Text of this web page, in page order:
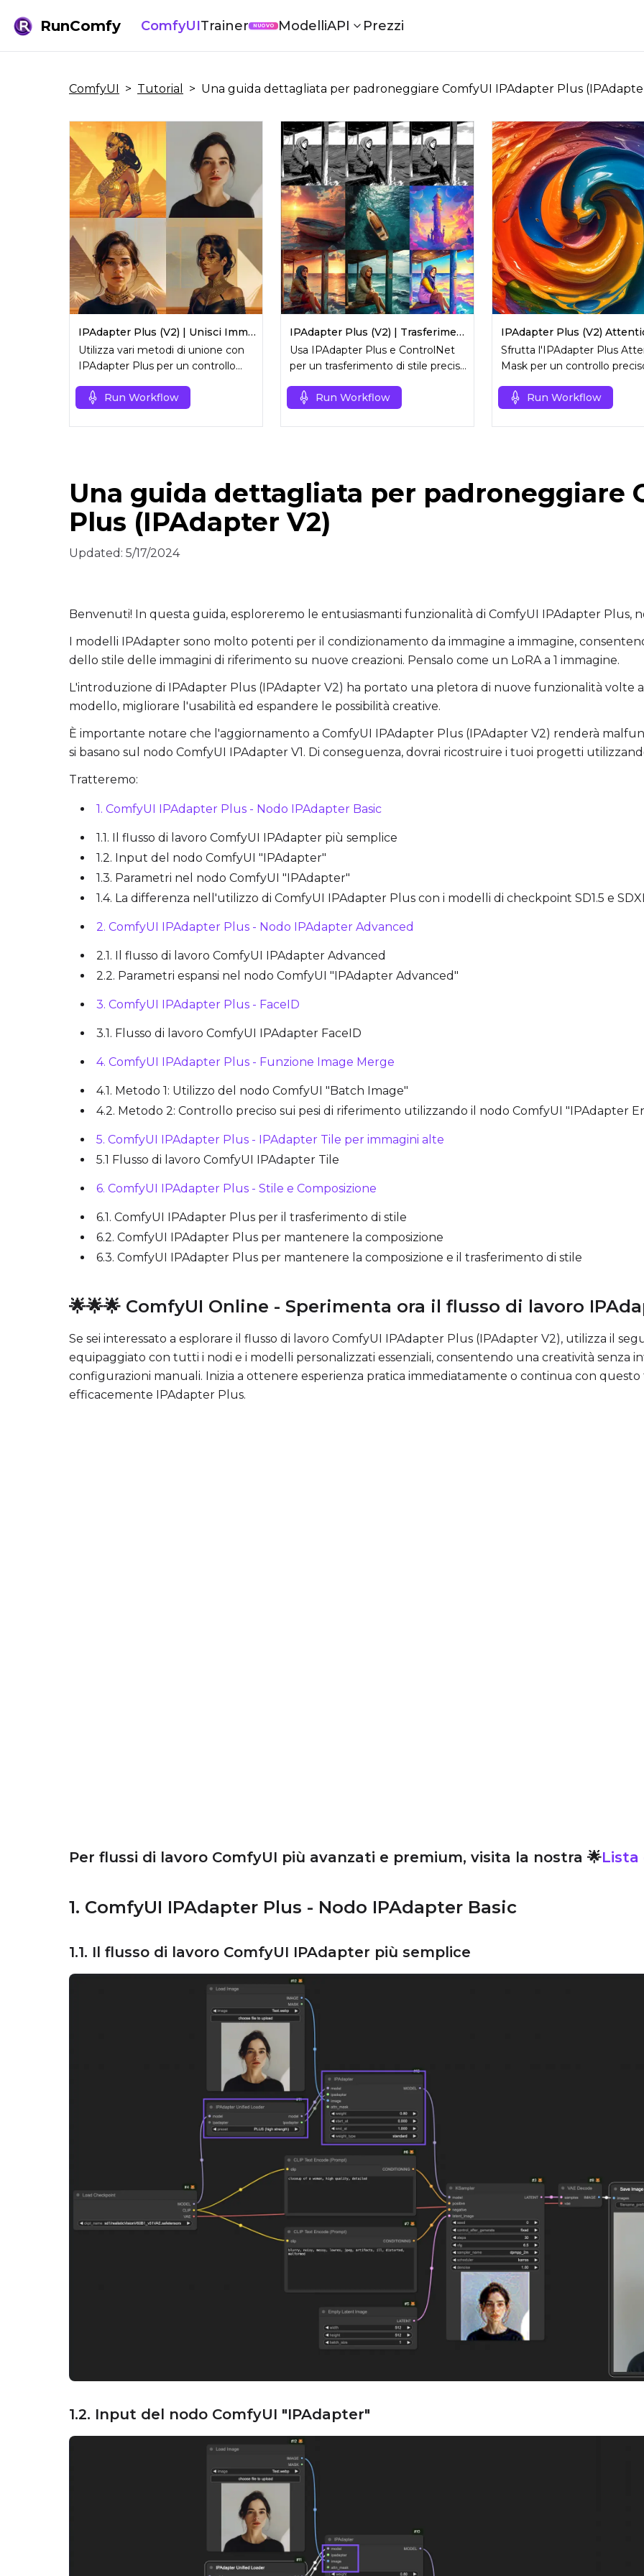
RunComfy ComfyUITrainer NUOVO ModelliAPI Prezzi
ComfyUI > Tutorial > Una guida dettagliata per padroneggiare ComfyUI IPAdapter Plus
IPAdapter Plus (V2) | Unisci Immagini
Utilizza vari metodi di unione con
IPAdapter Plus per un controllo
miscelazione delle immagini.
Run Workflow
IPAdapter Plus (V2) | Trasferimento di Stile con Una Sola Immagine
Usa IPAdapter Plus e ControlNet
per un trasferimento di stile preciso
riferimento.
Run Workflow
Sfrutta l'IPAdapter Plus
Mask per un controllo
dell'immagine.
Run Workflow
Una guida dettagliata per padroneggiare
Plus (IPAdapter V2)
Updated: 5/17/2024
Benvenuti! In questa guida, esploreremo le entusiasmanti funzionalità di ComfyUI IPAdapter Plus,
I modelli IPAdapter sono molto potenti per il condizionamento da immagine a immagine,
dello stile delle immagini di riferimento su nuove creazioni. Pensalo come un LoRA a 1 immagine.
L'introduzione di IPAdapter Plus (IPAdapter V2) ha portato una pletora di nuove funzionalità volte
modello, migliorare l'usabilità ed espandere le possibilità creative.
È importante notare che l'aggiornamento a ComfyUI IPAdapter Plus (IPAdapter V2) renderà
si basano sul nodo ComfyUI IPAdapter V1. Di conseguenza, dovrai ricostruire i tuoi progetti
Tratteremo:
1. ComfyUI IPAdapter Plus - Nodo IPAdapter Basic
1.1. Il flusso di lavoro ComfyUI IPAdapter più semplice
1.2. Input del nodo ComfyUI "IPAdapter"
1.3. Parametri nel nodo ComfyUI "IPAdapter"
1.4. La differenza nell'utilizzo di ComfyUI IPAdapter Plus con i modelli di checkpoint SD1.5 e
2. ComfyUI IPAdapter Plus - Nodo IPAdapter Advanced
2.1. Il flusso di lavoro ComfyUI IPAdapter Advanced
2.2. Parametri espansi nel nodo ComfyUI "IPAdapter Advanced"
3. ComfyUI IPAdapter Plus - FaceID
3.1. Flusso di lavoro ComfyUI IPAdapter FaceID
4. ComfyUI IPAdapter Plus - Funzione Image Merge
4.1. Metodo 1: Utilizzo del nodo ComfyUI "Batch Image"
4.2. Metodo 2: Controllo preciso sui pesi di riferimento utilizzando il nodo ComfyUI "IPAdapter
5. ComfyUI IPAdapter Plus - IPAdapter Tile per immagini alte
5.1 Flusso di lavoro ComfyUI IPAdapter Tile
6. ComfyUI IPAdapter Plus - Stile e Composizione
6.1. ComfyUI IPAdapter Plus per il trasferimento di stile
6.2. ComfyUI IPAdapter Plus per mantenere la composizione
6.3. ComfyUI IPAdapter Plus per mantenere la composizione e il trasferimento di stile
🌟🌟🌟 ComfyUI Online - Sperimenta ora il flusso di lavoro
Se sei interessato a esplorare il flusso di lavoro ComfyUI IPAdapter Plus (IPAdapter V2), utilizza il
equipaggiato con tutti i nodi e i modelli personalizzati essenziali, consentendo una creatività senza
configurazioni manuali. Inizia a ottenere esperienza pratica immediatamente o continua con
efficacemente IPAdapter Plus.
Per flussi di lavoro ComfyUI più avanzati e premium, visita la nostra 🌟Lista
1. ComfyUI IPAdapter Plus - Nodo IPAdapter Basic
1.1. Il flusso di lavoro ComfyUI IPAdapter più semplice
1.2. Input del nodo ComfyUI "IPAdapter"